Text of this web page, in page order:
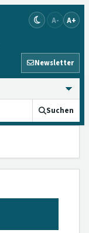
A- A+
Newsletter
Suchen